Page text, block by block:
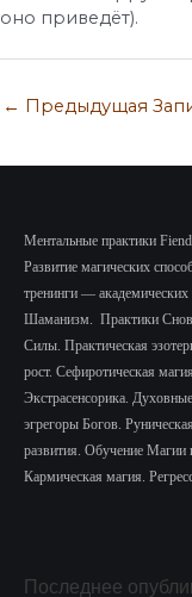
оно приведёт).
← Предыдущая
Ментальные практики
Развитие магических
тренинги — академических
Шаманизм. Практики
Силы. Практическая
рост. Сефиротическая
Экстрасенсорика.
эгрегоры Богов.
развития. Обучение
Кармическая магия.
Последнее